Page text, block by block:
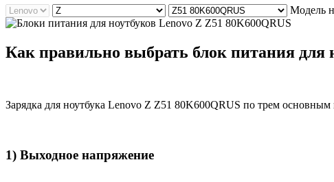
Модель
Как правильно выбрать блок питания для
Зарядка для ноутбука Lenovo Z Z51 80K600QRUS по трем основным
1) Выходное напряжение